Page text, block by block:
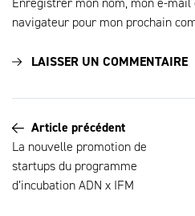
navigateur pour mon prochain
Article précédent
La nouvelle promotion de
startups du programme
d’incubation ADN x IFM